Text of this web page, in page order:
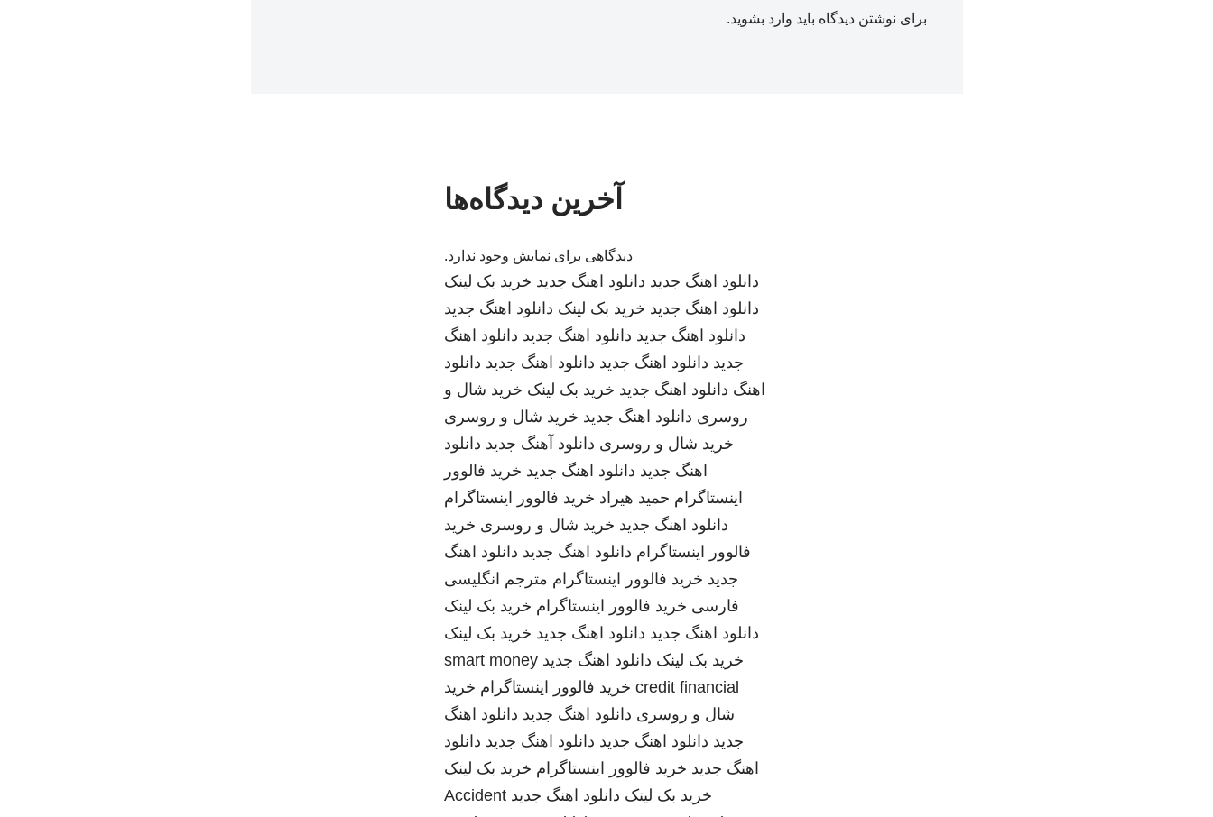
برای نوشتن دیدگاه باید وارد بشوید.
آخرین دیدگاه‌ها
دیدگاهی برای نمایش وجود ندارد.
دانلود اهنگ جدید دانلود اهنگ جدید خرید بک لینک
دانلود اهنگ جدید خرید بک لینک دانلود اهنگ جدید
دانلود اهنگ جدید دانلود اهنگ جدید دانلود اهنگ
جدید دانلود اهنگ جدید دانلود اهنگ جدید دانلود
اهنگ دانلود اهنگ جدید خرید بک لینک خرید شال و
روسری دانلود اهنگ جدید خرید شال و روسری
خرید شال و روسری دانلود آهنگ جدید دانلود
اهنگ جدید دانلود اهنگ جدید خرید فالوور
اینستاگرام حمید هیراد خرید فالوور اینستاگرام
دانلود اهنگ جدید خرید شال و روسری خرید
فالوور اینستاگرام دانلود اهنگ جدید دانلود اهنگ
جدید خرید فالوور اینستاگرام مترجم انگلیسی
فارسی خرید فالوور اینستاگرام خرید بک لینک
دانلود اهنگ جدید دانلود اهنگ جدید خرید بک لینک
خرید بک لینک دانلود اهنگ جدید smart money
credit financial خرید فالوور اینستاگرام خرید
شال و روسری دانلود اهنگ جدید دانلود اهنگ
جدید دانلود اهنگ جدید دانلود اهنگ جدید دانلود
اهنگ جدید خرید فالوور اینستاگرام خرید بک لینک
خرید بک لینک دانلود اهنگ جدید Accident